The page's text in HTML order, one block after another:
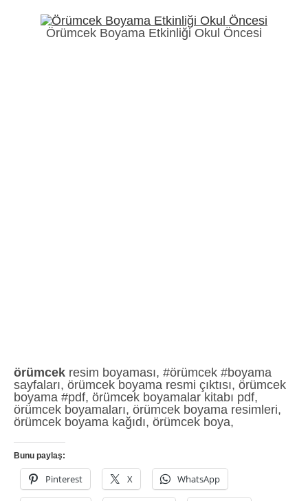
Örümcek Boyama Etkinliği Okul Öncesi
örümcek resim boyaması, #örümcek #boyama
sayfaları, örümcek boyama resmi çıktısı, örümcek
boyama #pdf, örümcek boyamalar kitabı pdf,
örümcek boyamaları, örümcek boyama resimleri,
örümcek boyama kağıdı, örümcek boya,
Bunu paylaş:
Pinterest X WhatsApp